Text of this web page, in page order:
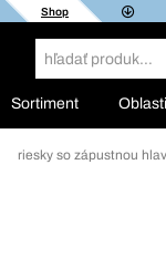
Shop
Sortiment
so zápustnou